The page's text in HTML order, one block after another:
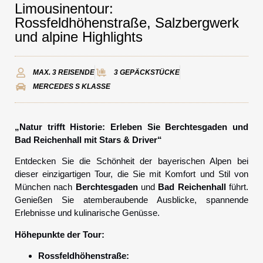
Limousinentour:
Rossfeldhöhenstraße, Salzbergwerk
und alpine Highlights
MAX. 3 REISENDE
3 GEPÄCKSTÜCKE
MERCEDES S KLASSE
„Natur trifft Historie: Erleben Sie Berchtesgaden und
Bad Reichenhall mit Stars & Driver“
Entdecken Sie die Schönheit der bayerischen Alpen bei
dieser einzigartigen Tour, die Sie mit Komfort und Stil von
München nach Berchtesgadenund Bad Reichenhallführt.
Genießen Sie atemberaubende Ausblicke, spannende
Erlebnisse und kulinarische Genüsse.
Höhepunkte der Tour:
Rossfeldhöhenstraße: